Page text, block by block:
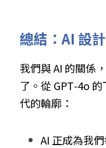
總結：AI 設
我們與 AI 的關係
了。從 GPT‑4o
代的輪廓：
AI 正成為我